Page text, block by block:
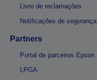
Livro de reclamações
Notificações de segurança
Partners
Portal de parceiros Epson
LPGA